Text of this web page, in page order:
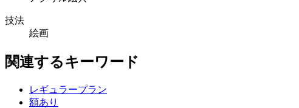
技法
絵画
関連するキーワード
レギュラープラン
額あり